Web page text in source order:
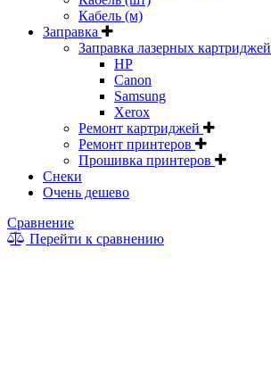
Кабель (м)
Заправка
Заправка лазерных картриджей
HP
Canon
Samsung
Xerox
Ремонт картриджей
Ремонт принтеров
Прошивка принтеров
Снеки
Очень дешево
Сравнение
Перейти к сравнению